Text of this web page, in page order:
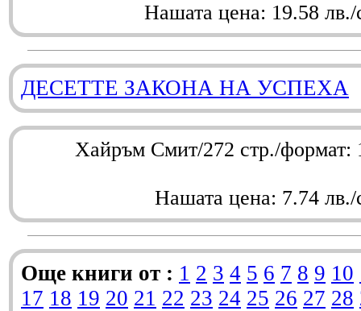
Нашата цена: 19.58 лв./
ДЕСЕТТЕ ЗАКОНА НА УСПЕХА
Хайръм Смит/272 стр./
Нашата цена: 7.74 лв./
Още книги от : 1 2 3 4 5 6 7 8 9 10
17 18 19 20 21 22 23 24 25 26 27 28